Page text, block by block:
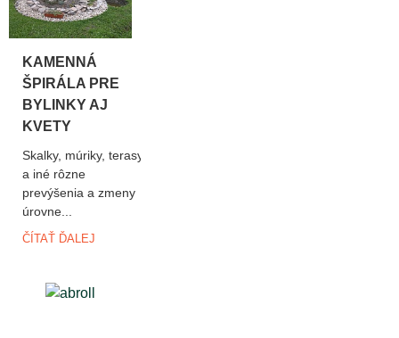
KAMENNÁ
ŠPIRÁLA PRE
BYLINKY AJ
KVETY
Skalky, múriky, terasy
a iné rôzne
prevýšenia a zmeny
úrovne...
ČÍTAŤ ĎALEJ